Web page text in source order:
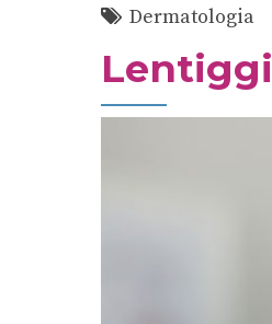
Dermatologia